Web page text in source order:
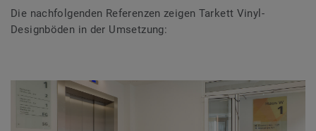
Die nachfolgenden Referenzen zeigen Tarkett Vinyl-
Designböden in der Umsetzung: